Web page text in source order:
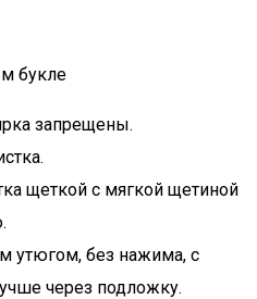
букле
запрещены.
щеткой с мягкой щетиной
утюгом, без нажима, с
через подложку.